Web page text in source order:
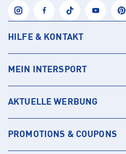
HILFE & KONTAKT
MEIN INTERSPORT
AKTUELLE WERBUNG
PROMOTIONS & COUPONS